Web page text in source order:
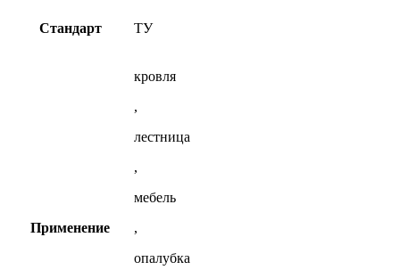
Стандарт ТУ
Применение
кровля
,
лестница
,
мебель
,
опалубка